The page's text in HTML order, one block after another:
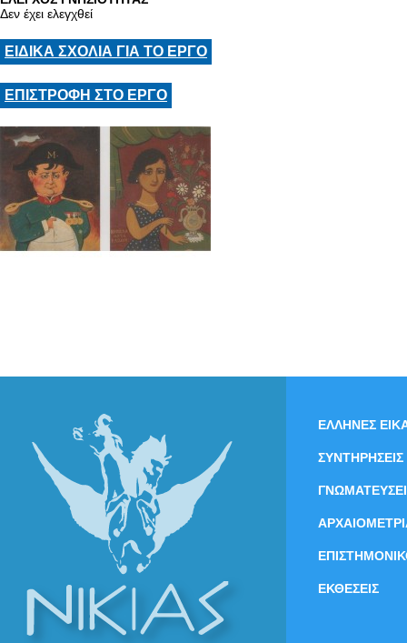
Δεν έχει ελεγχθεί
ΕΙΔΙΚΑ ΣΧΟΛΙΑ ΓΙΑ ΤΟ ΕΡΓΟ
ΕΠΙΣΤΡΟΦΗ ΣΤΟ ΕΡΓΟ
ΕΛΛΗΝΕΣ
ΣΥΝΤΗΡΗΣΕΙΣ
ΕΚΘΕΣΕΙΣ